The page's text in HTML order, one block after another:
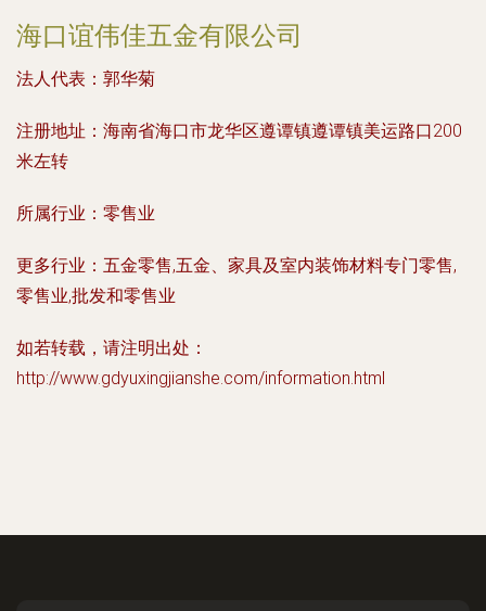
海口谊伟佳五金有限公司
法人代表： 郭华菊
注册地址： 海南省海口市龙华区遵谭镇遵谭镇美运路口200
米左转
所属行业： 零售业
更多行业： 五金零售,五金、家具及室内装饰材料专门零售,
零售业,批发和零售业
如若转载，请注明出处：
http://www.gdyuxingjianshe.com/information.html